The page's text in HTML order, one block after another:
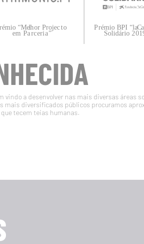
vindo a desenvolver nas mais diversas áreas
mais diversificados públicos procuramos
tecem teias humanas.